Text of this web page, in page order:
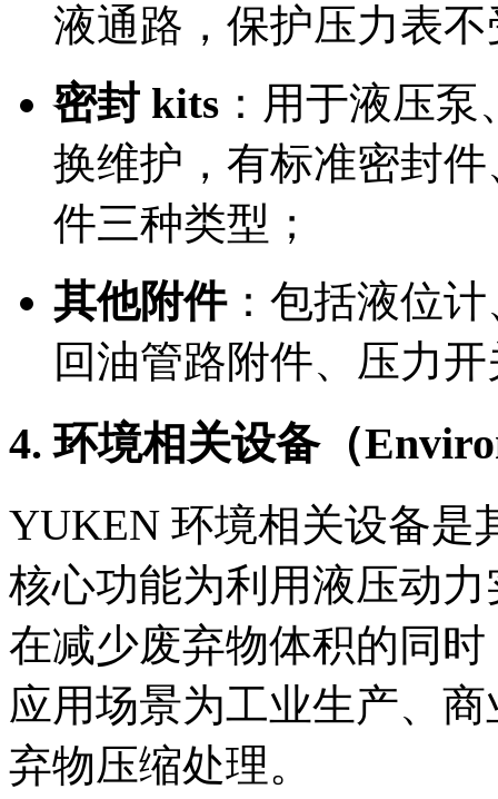
液通路，保护压力表
密封 kits ：用于液压
换维护，有标准密封
件三种类型；
其他附件：包括液位
回油管路附件、压力
4. 环境相关设备（
YUKEN 环境相关设备是
核心功能为利用液压动
在减少废弃物体积的同
应用场景为工业生产、
弃物压缩处理。